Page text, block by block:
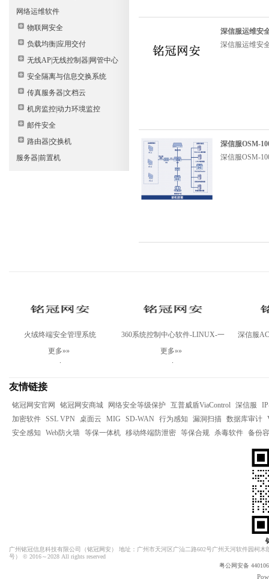
网络运维软件
物联网安全
负载均衡|应用交付
无线AP|无线控制器|网管中心
安全隔离与信息交换系统
传真服务器|文档云
机房监控|动力环境监控
邮件安全
路由器|交换机
服务器|前置机
深信服运维安
深信服运维安
深信服OSM-
深信服OSM-
火绒终端安全管理系统
V1.0（Windows版，一年授
权）
更多»»
.
360系统控制中心软件-LINUX-一
年
更多»»
.
深信服
友情链接
铭冠网安官网 铭冠网安商城 网络安全等级保护 互普威盾ViaControl 深信服
加密软件 SSL VPN 桌面云 MIG SD-WAN 行为感知 漏洞扫描 数据库审计
安全感知
Web防火墙 等保一体机 移动终端防泄密 等保合规 杀毒软件 备份
广州铭冠信息科技有限公司（铭冠网安 ） 地址：广州市天河区广汕二路602号广州天河软件园柯
号） © 2016～2028 All rights reserved
粤公网安备